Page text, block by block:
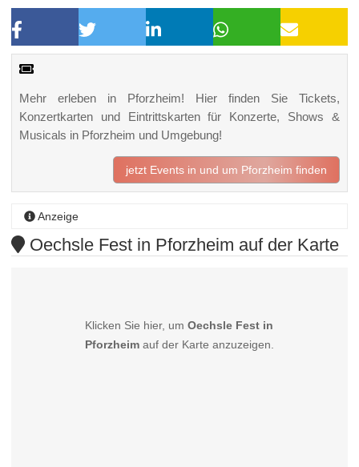
Mehr erleben in Pforzheim! Hier finden Sie Tickets,
Konzertkarten und Eintrittskarten für Konzerte, Shows &
Musicals in Pforzheim und Umgebung!
jetzt Events in und um Pforzheim finden
Anzeige
Oechsle Fest in Pforzheim auf der Karte
Klicken Sie hier, umOechsle Fest in
Pforzheimauf der Karte anzuzeigen.